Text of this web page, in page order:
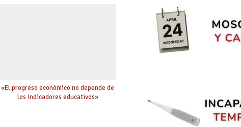
«El progreso económico no depende de
los indicadores educativos»